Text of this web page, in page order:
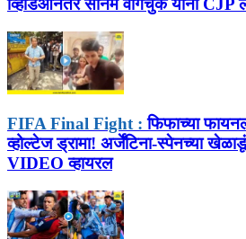
व्हिडिओनंतर सोनम वांगचुक यांनी CJP
FIFA Final Fight : फिफाच्या
व्होल्टेज ड्रामा! अर्जेंटिना-स्पेनच्या
VIDEO व्हायरल